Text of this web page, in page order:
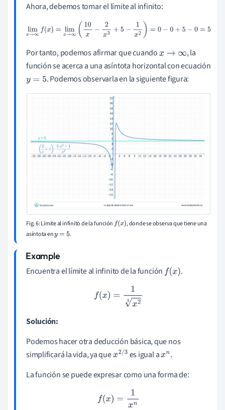
Ahora, debemos tomar el límite al infinito:
limx →∞ f(x) =limx →∞(10x−2 x3 +5− 1 x2 )=0−0+5− 0=5
Por tanto, podemos afirmar que cuandox→∞
, la
función se acerca a una asíntota horizontal con ecuación
y=5 . Podemos observarla en la siguiente figura:
Fig. 6: Límite al infinito de la funciónf(x) , donde se observa que tiene una
asíntota eny=5 .
Encuentra el límite al infinito de la función f(x) .
f(x )=1 x23
Solución:
Podemos hacer otra deducción básica, que nos
simplificará la vida, ya quex2/3 es igual axn.
La función se puede expresar como una forma de:
f(x =1 xn